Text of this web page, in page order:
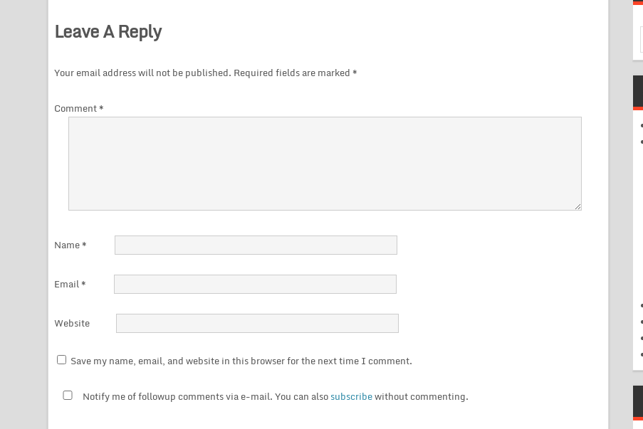
Leave A Reply
Your email address will not be published. Required fields are marked *
Comment*
Name*
Email*
Website
Save my name, email, and website in this browser for the next time I comment.
Notify me of followup comments via e-mail. You can alsosubscribewithout commenting.